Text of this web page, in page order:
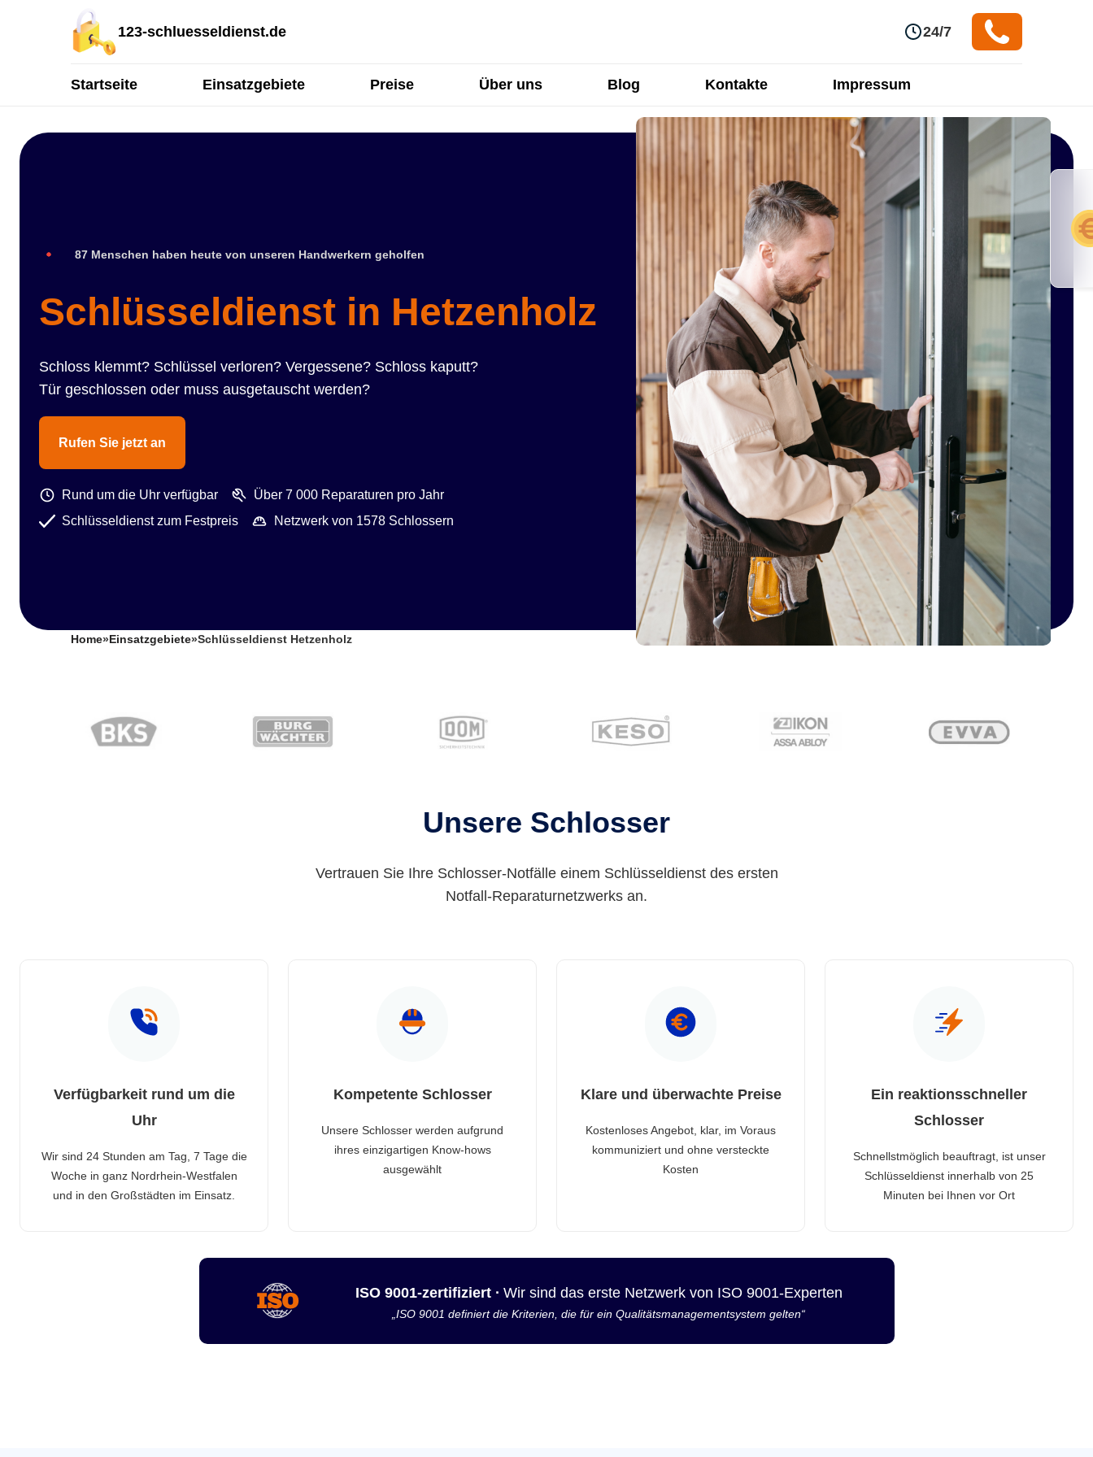
123-schluesseldienst.de 24/7
Startseite Einsatzgebiete Preise Über uns Blog Kontakte Impressum
87 Menschen haben heute von unseren Handwerkern geholfen
Schlüsseldienst in Hetzenholz
Schloss klemmt? Schlüssel verloren? Vergessene? Schloss kaputt?
Tür geschlossen oder muss ausgetauscht werden?
Rufen Sie jetzt an
Rund um die Uhr verfügbar
Über 7 000 Reparaturen pro Jahr
Schlüsseldienst zum Festpreis
Netzwerk von 1578 Schlossern
Home» Einsatzgebiete»Schlüsseldienst Hetzenholz
Unsere Schlosser
Vertrauen Sie Ihre Schlosser-Notfälle einem Schlüsseldienst des ersten
Notfall-Reparaturnetzwerks an.
Verfügbarkeit rund um die
Uhr
Wir sind 24 Stunden am Tag, 7 Tage die
Woche in ganz Nordrhein-Westfalen
und in den Großstädten im Einsatz.
Kompetente Schlosser
Unsere Schlosser werden aufgrund
ihres einzigartigen Know-hows
ausgewählt
Klare und überwachte Preise
Kostenloses Angebot, klar, im Voraus
kommuniziert und ohne versteckte
Kosten
Ein reaktionsschneller
Schlosser
Schnellstmöglich beauftragt, ist unser
Schlüsseldienst innerhalb von 25
Minuten bei Ihnen vor Ort
ISO 9001-zertifiziert · Wir sind das erste Netzwerk von ISO 9001-Experten
„ISO 9001 definiert die Kriterien, die für ein Qualitätsmanagementsystem gelten“